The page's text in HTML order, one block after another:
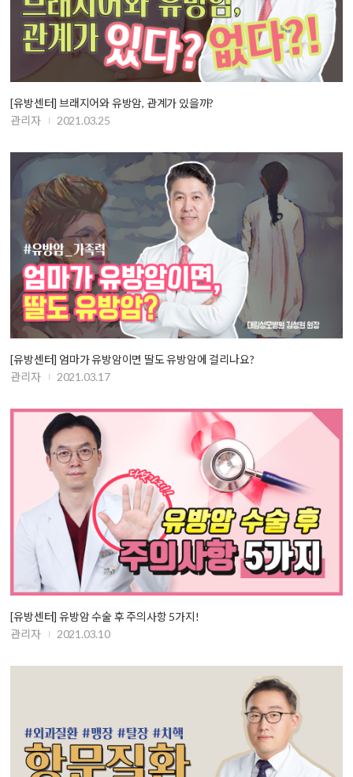
[유방센터] 브래지어와 유방암, 관계가 있을까?
관리자
2021.03.25
[유방센터] 엄마가 유방암이면 딸도 유방암에 걸리나요?
관리자
2021.03.17
[유방센터] 유방암 수술 후 주의사항 5가지!
관리자
2021.03.10